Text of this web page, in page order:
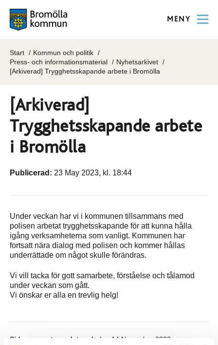
MENY
Start
Kommun och politik
Press- och informationsmaterial
Nyhetsarkivet
[Arkiverad] Trygghetsskapande arbete i Bromölla
[Arkiverad]
Trygghetsskapande arbete
i Bromölla
Publicerad: 23 May 2023, kl. 18:44
Under veckan har vi i kommunen tillsammans med
polisen arbetat trygghetsskapande för att kunna hålla
igång verksamheterna som vanligt. Kommunen har
fortsatt nära dialog med polisen och kommer hållas
underrättade om något skulle förändras.
Vi vill tacka för gott samarbete, förståelse och tålamod
under veckan som gått.
Vi önskar er alla en trevlig helg!
Sidan senast uppdaterad: den 14 November 2023